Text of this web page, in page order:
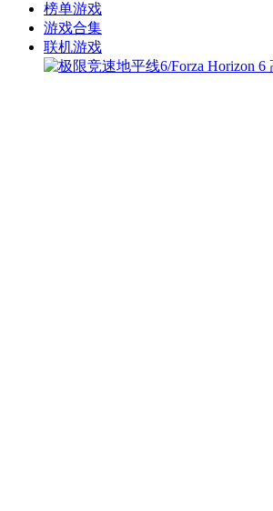
榜单游戏
游戏合集
联机游戏